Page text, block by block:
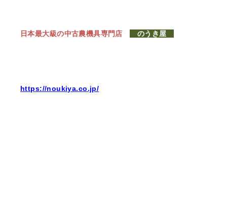
日本最大級の中古農機具専門店 のうき屋
https://noukiya.co.jp/